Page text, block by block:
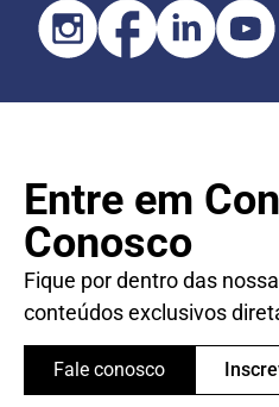
Entre em
Conosco
Fique por dentro das
conteúdos exclusivos
Fale conosco